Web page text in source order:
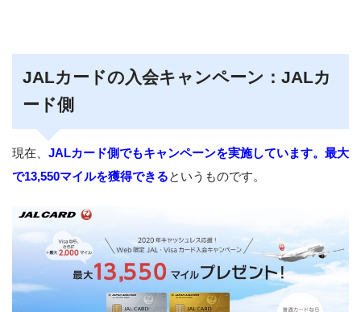
JALカードの入会キャンペーン：JALカ
ード側
現在、 JALカード側でもキャンペーンを実施しています。最大
で13,550マイルを獲得できるというものです。